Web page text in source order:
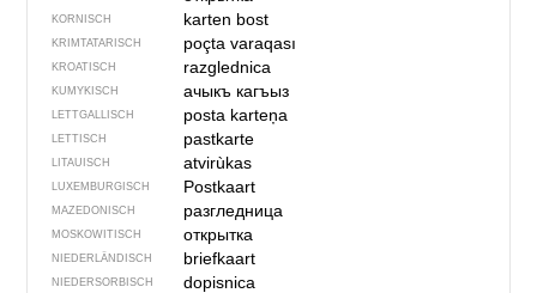
KORNISCH karten bost
KRIMTATARISCH poçta varaqası
KROATISCH razglednica
KUMYKISCH ачыкъ кагъыз
LETTGALLISCH posta karteņa
LETTISCH pastkarte
LITAUISCH atvirùkas
LUXEMBURGISCH Postkaart
MAZEDONISCH разгледница
MOSKOWITISCH открытка
NIEDERLÄNDISCH briefkaart
NIEDERSORBISCH dopisnica